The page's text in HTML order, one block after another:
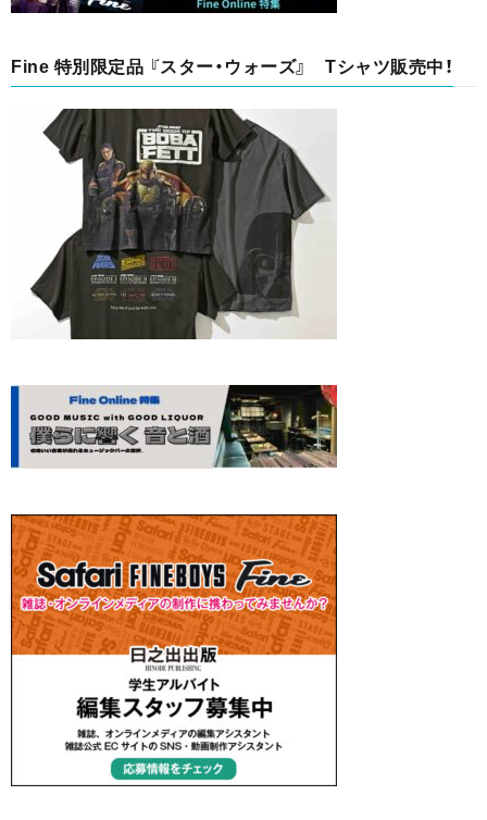
Fine 特別限定品 『スター・ウォーズ』 Tシャツ販売中！